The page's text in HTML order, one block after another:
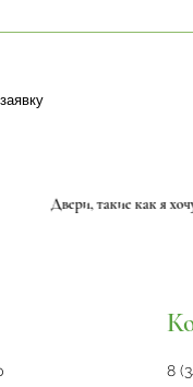
Двери, такие
8